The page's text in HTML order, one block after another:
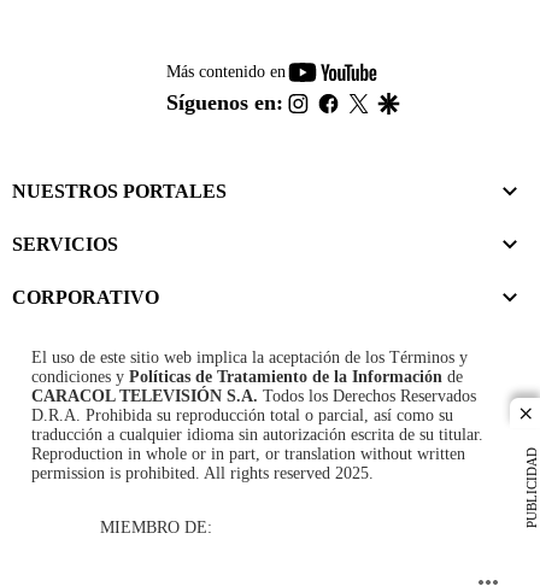
PUBLICIDAD
Más contenido en
youtube-
footer
Síguenos en: instagram
facebook
twitter
NUESTROS PORTALES
SERVICIOS
CORPORATIVO
El uso de este sitio web implica la aceptación de los Términos y
condiciones y Políticas de Tratamiento de la Información de
CARACOL TELEVISIÓN S.A. Todos los Derechos Reservados
D.R.A. Prohibida su reproducción total o parcial, así como su
traducción a cualquier idioma sin autorización escrita de su titular.
Reproduction in whole or in part, or translation without written
permission is prohibited. All rights reserved 2025.
MIEMBRO DE: